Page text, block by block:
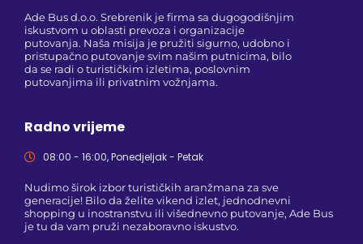
Ade Bus d.o.o. Srebrenik je firma sa dugogodišnjim
iskustvom u oblasti prevoza i organizacije
putovanja. Naša misija je pružiti sigurno, udobno i
pristupačno putovanje svim našim putnicima, bilo
da se radi o turističkim izletima, poslovnim
putovanjima ili privatnim vožnjama.
Radno vrijeme
08:00 - 16:00, Ponedjeljak - Petak
Nudimo širok izbor turističkih aranžmana za sve
generacije! Bilo da želite vikend izlet, jednodnevni
shopping u inostranstvu ili višednevno putovanje, Ade Bus
je tu da vam pruži nezaboravno iskustvo.